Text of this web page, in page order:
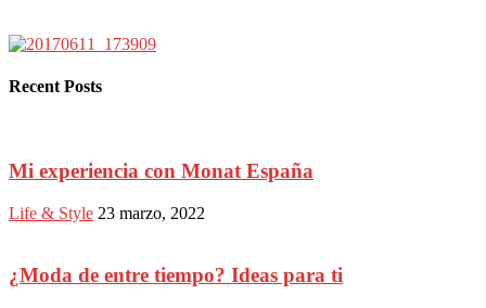
Recent Posts
Mi experiencia con Monat España
Life & Style 23 marzo, 2022
¿Moda de entre tiempo? Ideas para ti